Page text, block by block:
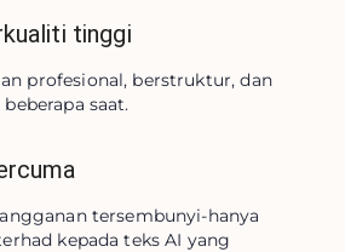
tinggi
profesional, berstruktur, dan
saat.
tersembunyi-hanya
kepada teks AI yang